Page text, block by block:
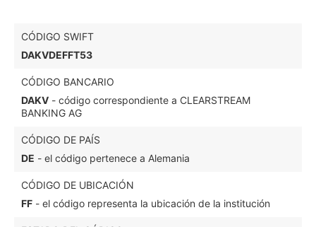
CÓDIGO SWIFT
DAKVDEFFT53
CÓDIGO BANCARIO
DAKV - código correspondiente a CLEARSTREAM
BANKING AG
CÓDIGO DE PAÍS
DE - el código pertenece a Alemania
CÓDIGO DE UBICACIÓN
FF - el código representa la ubicación de la institución